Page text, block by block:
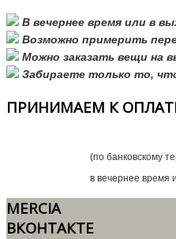
В вечернее время или в
Возможно примерить
Можно заказать вещи на
Забираете только то,
ПРИНИМАЕМ К
(по банковскому
в вечернее время
MERCIA
ВКОНТАКТЕ